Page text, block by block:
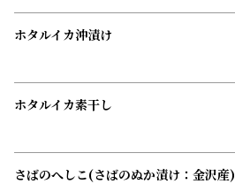
ホタルイカ沖漬け
ホタルイカ素干し
さばのへしこ(さばのぬか漬け：金沢産)